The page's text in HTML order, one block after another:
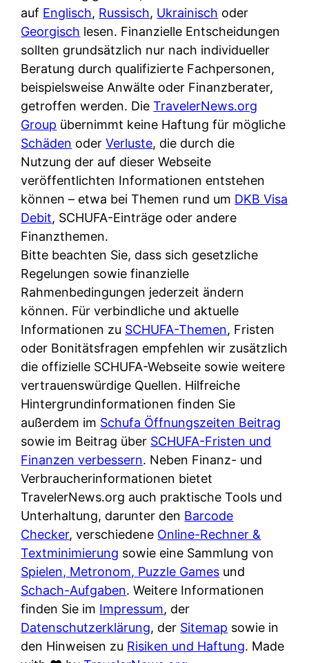
s
i
s
c
h
e
B
a
n
k
k
a
r
t
e
n
M
I
R
?
r
k
c
k
o
t
n
o
u
w
i
t
e
e
t
s
i
e
t
z
d
e
r
F
i
r
m
a
a
m
p
r
i
v
a
t
e
n
K
ü
c
h
e
n
t
i
s
c
h
e
n
d
e
auf Englisch, Russisch, Ukrainisch oder
Georgisch lesen. Finanzielle Entscheidungen
sollten grundsätzlich nur nach individueller
Beratung durch qualifizierte Fachpersonen,
beispielsweise Anwälte oder Finanzberater,
getroffen werden. DieTravelerNews.org
Group übernimmt keine Haftung für mögliche
Schäden oderVerluste, die durch die
Nutzung der auf dieser Webseite
veröffentlichten Informationen entstehen
können – etwa bei Themen rund um DKB Visa
Debit, SCHUFA-Einträge oder andere
Finanzthemen.
Bitte beachten Sie, dass sich gesetzliche
Regelungen sowie finanzielle
Rahmenbedingungen jederzeit ändern
können. Für verbindliche und aktuelle
Informationen zu SCHUFA-Themen, Fristen
oder Bonitätsfragen empfehlen wir zusätzlich
die offizielle SCHUFA-Webseite sowie weitere
vertrauenswürdige Quellen. Hilfreiche
Hintergrundinformationen finden Sie
außerdem im Schufa Öffnungszeiten Beitrag
sowie im Beitrag über SCHUFA-Fristen und
Finanzen verbessern. Neben Finanz- und
Verbraucherinformationen bietet
TravelerNews.org auch praktische Tools und
Unterhaltung, darunter den Barcode
Checker, verschiedene Online-Rechner &
Textminimierung sowie eine Sammlung von
Spielen, Metronom, Puzzle Games und
Schach-Aufgaben. Weitere Informationen
finden Sie im Impressum, der
Datenschutzerklärung, der Sitemap sowie in
den Hinweisen zu Risiken und Haftung. Made